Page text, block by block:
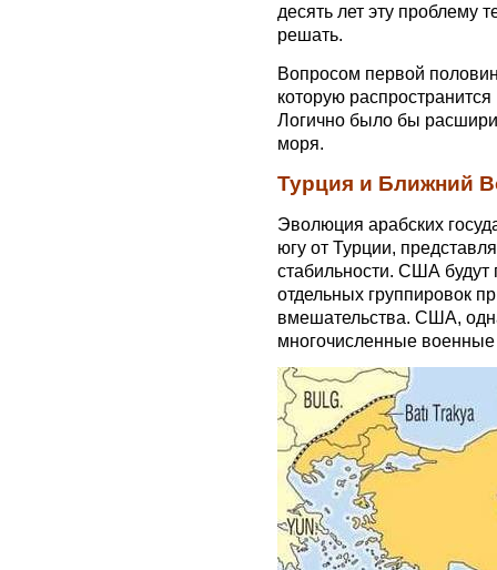
десять лет эту проблему
решать.
Вопросом первой
которую
Логично было бы
моря.
Турция и Ближний
Эволюция арабских
югу от Турции,
стабильности. США будут
отдельных группировок
вмешательства. США,
многочисленные военные